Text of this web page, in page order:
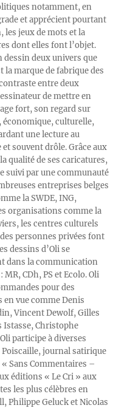
notamment, en
et apprécient pourtant
les jeux de mots et la
dont elles font l’objet.
dessin deux univers que
la marque de fabrique des
entre deux
de mettre en
fort, son regard sur
économique, culturelle,
une lecture au
souvent drôle. Grâce aux
qualité de ses caricatures,
suivi par une communauté
entreprises belges
la SWDE, ING,
organisations comme la
les centres culturels
personnes privées font
dessins d’Oli se
dans la communication
CDh, PS et Ecolo. Oli
pour des
vue comme Denis
Vincent Dewolf, Gilles
Istasse, Christophe
participe à diverses
journal satirique
Sans Commentaires –
éditions « Le Cri » aux
les plus célèbres en
Philippe Geluck et Nicolas